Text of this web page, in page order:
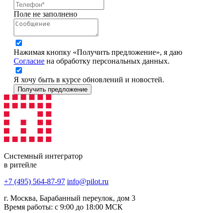
Поле не заполнено
Нажимая кнопку «Получить предложение», я даю
Согласие на обработку персональных данных.
Я хочу быть в курсе обновлений и новостей.
Получить предложение
Системный интегратор
в ритейле
+7 (495) 564-87-97 info@pilot.ru
г. Москва, Барабанный переулок, дом 3
Время работы: с 9:00 до 18:00 МСК